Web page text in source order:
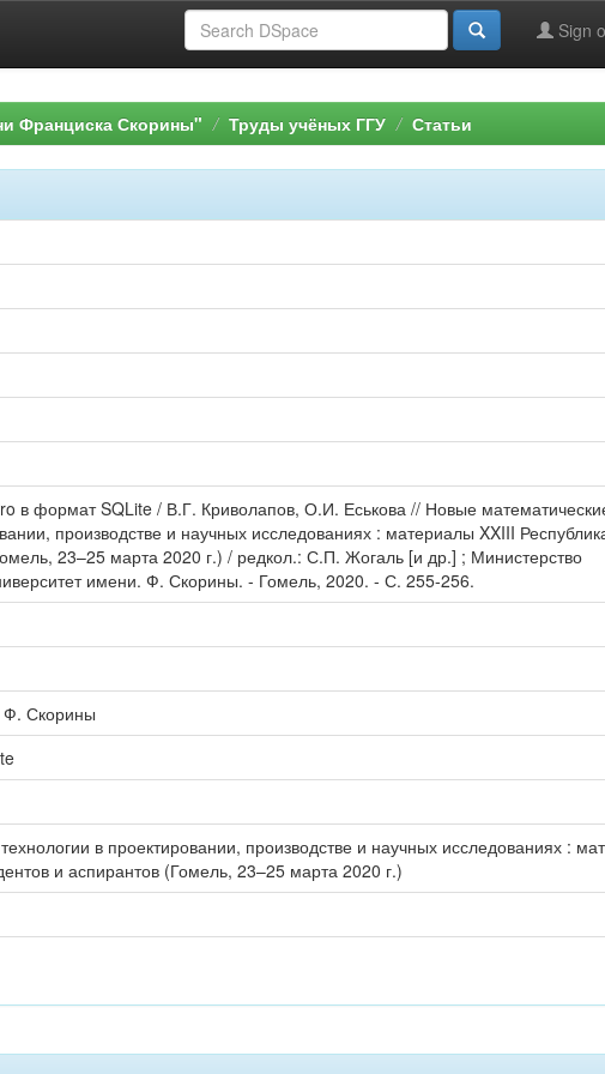
Sign
Франциска Скорины" Труды учёных ГГУ Статьи
в формат SQLite / В.Г. Криволапов, О.И. Еськова // Новые
производстве и научных исследованиях : материалы XXIII
23–25 марта 2020 г.) / редкол.: С.П. Жогаль [и др.] ; Министерство
имени. Ф. Скорины. - Гомель, 2020. - С. 255-256.
Ф. Скорины
в проектировании, производстве и научных исследованиях :
и аспирантов (Гомель, 23–25 марта 2020 г.)